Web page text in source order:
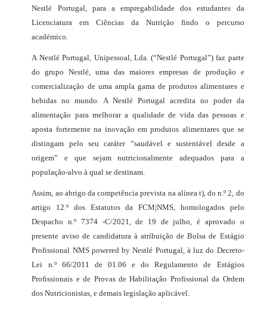
Nestlé Portugal, para a empregabilidade dos estudantes da
Licenciatura em Ciências da Nutrição findo o percurso
académico.
A Nestlé Portugal, Unipessoal, Lda. (“Nestlé Portugal”) faz parte
do grupo Nestlé, uma das maiores empresas de produção e
comercialização de uma ampla gama de produtos alimentares e
bebidas no mundo. A Nestlé Portugal acredita no poder da
alimentação para melhorar a qualidade de vida das pessoas e
aposta fortemente na inovação em produtos alimentares que se
distingam pelo seu caráter “saudável e sustentável desde a
origem” e que sejam nutricionalmente adequados para a
população-alvo à qual se destinam.
Assim, ao abrigo da competência prevista na alínea t), do n.º 2, do
artigo 12.º dos Estatutos da FCM|NMS, homologados pelo
Despacho n.º 7374 -C/2021, de 19 de julho, é aprovado o
presente aviso de candidatura à atribuição de Bolsa de Estágio
Profissional NMS powered by Nestlé Portugal, à luz do Decreto-
Lei n.º 66/2011 de 01.06 e do Regulamento de Estágios
Profissionais e de Provas de Habilitação Profissional da Ordem
dos Nutricionistas, e demais legislação aplicável.